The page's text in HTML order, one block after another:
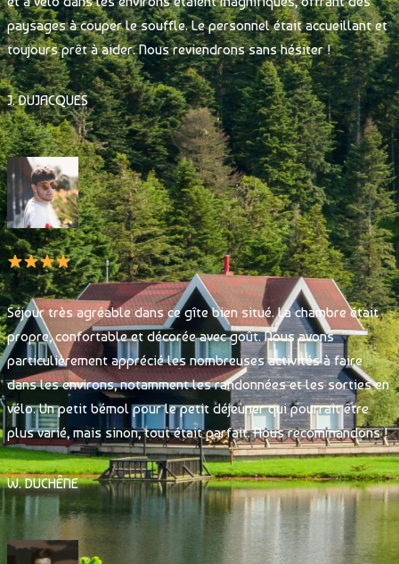
paysages à couper le souffle. Le personnel était accueillant et
toujours prêt à aider. Nous reviendrons sans hésiter !
J. DUJACQUES
Séjour très agréable dans ce gîte bien situé. La chambre était
propre, confortable et décorée avec goût. Nous avons
particulièrement apprécié les nombreuses activités à faire
dans les environs, notamment les randonnées et les sorties en
vélo. Un petit bémol pour le petit déjeuner qui pourrait être
plus varié, mais sinon, tout était parfait. Nous recommandons !
W. DUCHÊNE